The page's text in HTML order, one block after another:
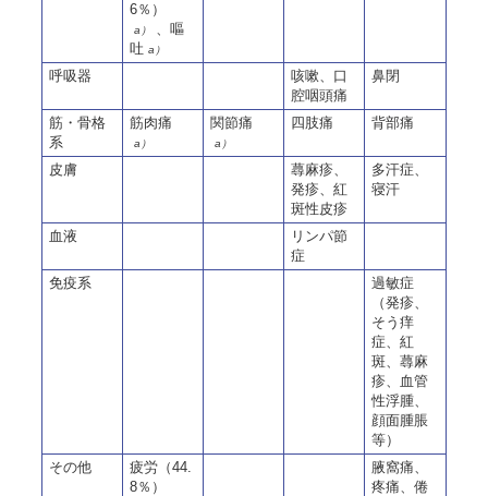
6％）
a）
、嘔
吐 a）
呼吸器
咳嗽、口
腔咽頭痛
鼻閉
筋・骨格
系
筋肉痛
a）
関節痛
a）
四肢痛 背部痛
皮膚
蕁麻疹、
発疹、紅
斑性皮疹
多汗症、
寝汗
血液
リンパ節
症
免疫系
過敏症
（発疹、
そう痒
症、紅
斑、蕁麻
疹、血管
性浮腫、
顔面腫脹
等）
その他
疲労（44.
8％）
腋窩痛、
疼痛、倦